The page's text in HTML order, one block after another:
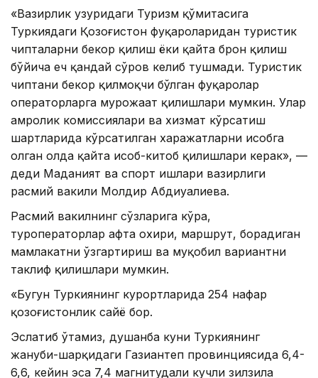
«Вазирлик ҳузуридаги Туризм қўмитасига
Туркиядаги Қозоғистон фуқароларидан туристик
чипталарни бекор қилиш ёки қайта брон қилиш
бўйича ҳеч қандай сўров келиб тушмади. Туристик
чиптани бекор қилмоқчи бўлган фуқаролар
операторларга мурожаат қилишлари мумкин. Улар
ҳамроҳлик комиссиялари ва хизмат кўрсатиш
шартларида кўрсатилган харажатларни ҳисобга
олган ҳолда қайта ҳисоб-китоб қилишлари керак», —
деди Маданият ва спорт ишлари вазирлиги
расмий вакили Молдир Абдиуалиева.
Расмий вакилнинг сўзларига кўра,
туроператорлар ҳафта охири, маршрут, борадиган
мамлакатни ўзгартириш ва муқобил вариантни
таклиф қилишлари мумкин.
«Бугун Туркиянинг курортларида 254 нафар
қозоғистонлик сайёҳ бор.
Эслатиб ўтамиз, душанба куни Туркиянинг
жануби-шарқидаги Газиантеп провинциясида 6,4-
6,6, кейин эса 7,4 магнитудали кучли зилзила